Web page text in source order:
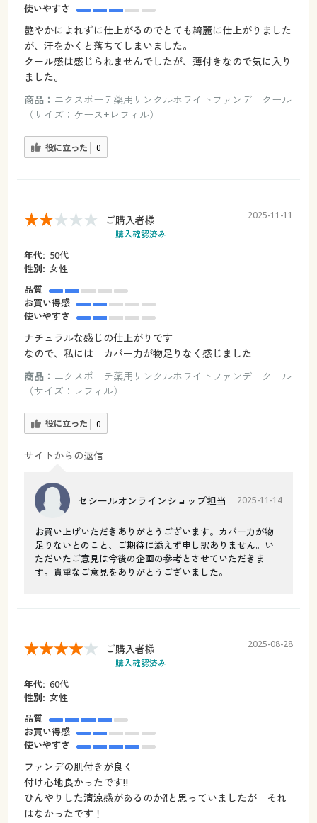
使いやすさ
艶やかによれずに仕上がるのでとても綺麗に仕上がりました
が、汗をかくと落ちてしまいました。
クール感は感じられませんでしたが、薄付きなので気に入り
ました。
商品： エクスボーテ薬用リンクルホワイトファンデ クール
（サイズ：ケース+レフィル）
役に立った 0
ご購入者様
購入確認済み
2025-11-11
年代: 50代
性別: 女性
品質
お買い得感
使いやすさ
ナチュラルな感じの仕上がりです
なので、私には カバー力が物足りなく感じました
商品： エクスボーテ薬用リンクルホワイトファンデ クール
（サイズ：レフィル）
役に立った 0
サイトからの返信
セシールオンラインショップ担当 2025-11-14
お買い上げいただきありがとうございます。カバー力が物
足りないとのこと、ご期待に添えず申し訳ありません。い
ただいたご意見は今後の企画の参考とさせていただきま
す。貴重なご意見をありがとうございました。
ご購入者様
購入確認済み
2025-08-28
年代: 60代
性別: 女性
品質
お買い得感
使いやすさ
ファンデの肌付きが良く
付け心地良かったです‼️
ひんやりした清涼感があるのか⁈と思っていましたが それ
はなかったです！